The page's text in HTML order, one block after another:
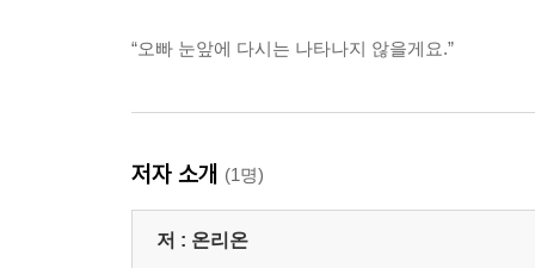
“오빠 눈앞에 다시는 나타나지 않을게요.”
저자 소개 (1명)
저 : 온리온